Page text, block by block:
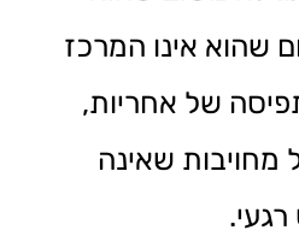
שהוא אינו המרכז
של אחריות,
מחויבות שאינה